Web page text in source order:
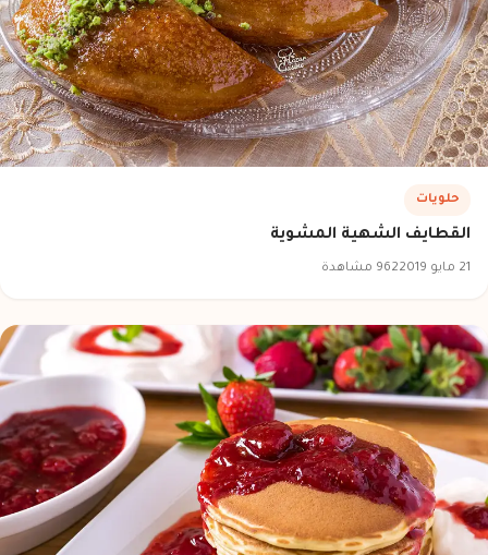
حلويات
القطايف الشهية المشوية
21 مايو 2019 962 مشاهدة